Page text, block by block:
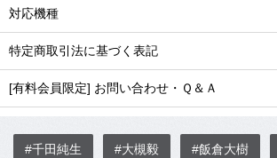
対応機種
特定商取引法に基づく表記
[有料会員限定] お問い合わせ・Ｑ＆Ａ
#千田純生 #大槻毅 #飯倉大樹